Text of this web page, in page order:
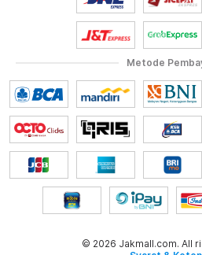
Metode
© 2026 Jakmall.com. All